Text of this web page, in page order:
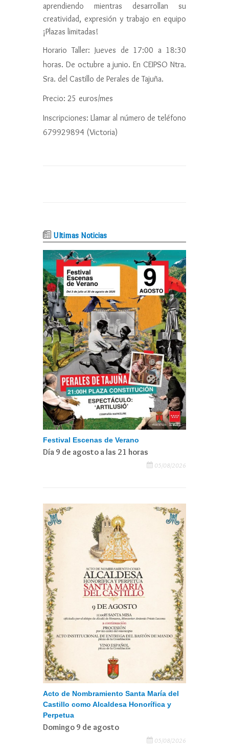
aprendiendo mientras desarrollan su
creatividad, expresión y trabajo en equipo
¡Plazas limitadas!
Horario Taller: Jueves de 17:00 a 18:30
horas. De octubre a junio. En CEIPSO Ntra.
Sra. del Castillo de Perales de Tajuña.
Precio: 25 euros/mes
Inscripciones: Llamar al número de teléfono
679929894 (Victoria)
Ultimas Noticias
Festival Escenas de Verano
Día 9 de agosto a las 21 horas
05/08/2026
Acto de Nombramiento Santa María del
Castillo como Alcaldesa Honorífica y
Perpetua
Domingo 9 de agosto
05/08/2026